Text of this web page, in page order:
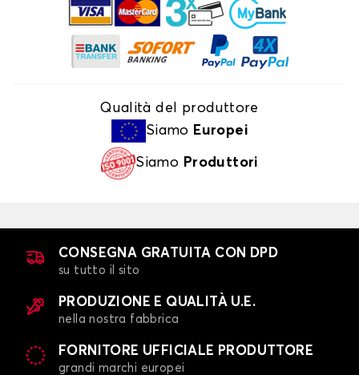
Qualità del produttore
Siamo Europei
Siamo Produttori
CONSEGNA GRATUITA CON DPD
su tutto il sito
PRODUZIONE E QUALITÀ U.E.
nella nostra fabbrica
FORNITORE UFFICIALE PRODUTTORE
grandi marchi europei